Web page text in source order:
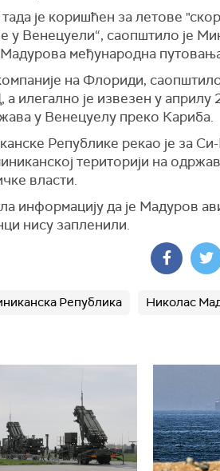
је коришћен за летове
у Венецуели“, саопштило је
међународна
на Флориди,
илегално је извезен у априлу
у Венецуелу преко Кариба.
Републике рекао је за Си-
територији на
власти.
информацију да је Мадуров
нису запленили.
Република Николас